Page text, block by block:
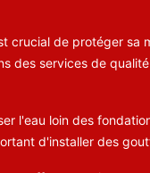
crucial de protéger
des services de
l'eau loin des
d'installer des